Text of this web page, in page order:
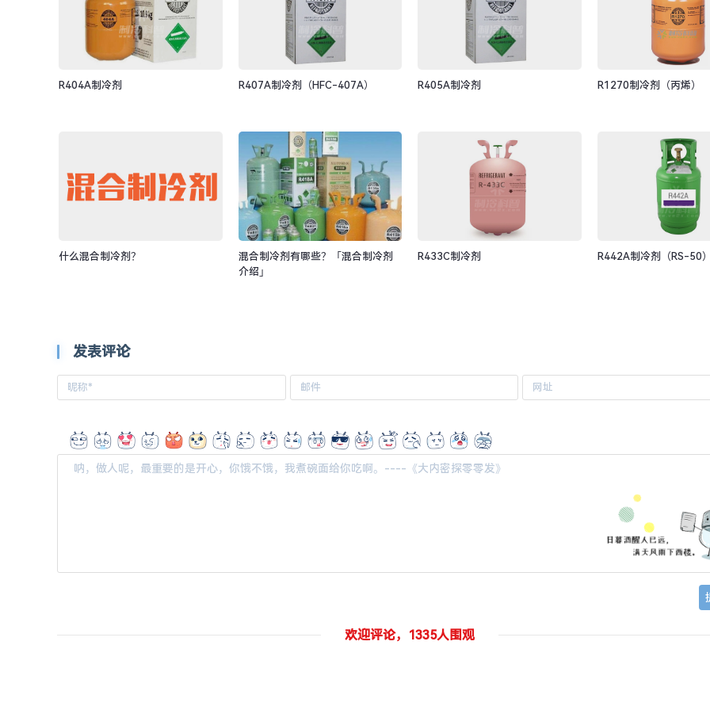
R404A制冷剂 R407A制冷剂（HFC-407A） R405A制冷剂 R1270制冷剂（丙烯）
什么混合制冷剂？
混合制冷剂有哪些？「混合制冷剂
介绍」
R433C制冷剂 R442A制冷剂（RS-50
发表评论
欢迎评论，1335人围观